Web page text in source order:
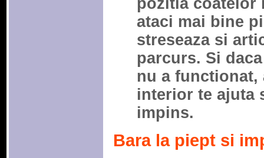
pozitia coatelor
ataci mai bine
streseaza si
parcurs. Si
nu a
interior te ajuta
impins.
Bara la piept si